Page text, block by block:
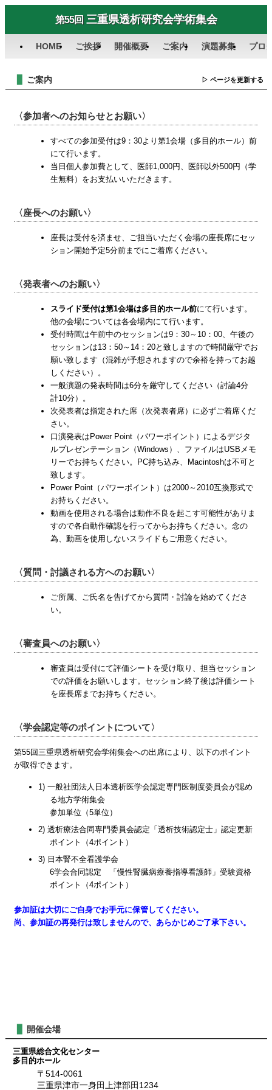
第55回 三重県透析研究会学術集会
HOME ご挨拶 開催概要 ご案内 演題募集 プロ
ご案内 ▷ ページを更新する
〈参加者へのお知らせとお願い〉
すべての参加受付は9：30より第1会場（多目的ホール）前
にて行います。
当日個人参加費として、医師1,000円、医師以外500円（学
生無料）をお支払いいただきます。
〈座長へのお願い〉
座長は受付を済ませ、ご担当いただく会場の座長席にセッ
ション開始予定5分前までにご着席ください。
〈発表者へのお願い〉
スライド受付は第1会場は多目的ホール前にて行います。
他の会場については各会場内にて行います。
受付時間は午前中のセッションは9：30～10：00、午後の
セッションは13：50～14：20と致しますので時間厳守でお
願い致します（混雑が予想されますので余裕を持ってお越
しください）。
一般演題の発表時間は6分を厳守してください（討論4分
計10分）。
次発表者は指定された席（次発表者席）に必ずご着席くだ
さい。
口演発表はPower Point（パワーポイント）によるデジタ
ルプレゼンテーション（Windows）、ファイルはUSBメモ
リーでお持ちください。PC持ち込み、Macintoshは不可と
致します。
Power Point（パワーポイント）は2000～2010互換形式で
お持ちください。
動画を使用される場合は動作不良を起こす可能性がありま
すので各自動作確認を行ってからお持ちください。念の
為、動画を使用しないスライドもご用意ください。
〈質問・討議される方へのお願い〉
ご所属、ご氏名を告げてから質問・討論を始めてくださ
い。
〈審査員へのお願い〉
審査員は受付にて評価シートを受け取り、担当セッション
での評価をお願いします。セッション終了後は評価シート
を座長席までお持ちください。
〈学会認定等のポイントについて〉
第55回三重県透析研究会学術集会への出席により、以下のポイント
が取得できます。
1) 一般社団法人日本透析医学会認定専門医制度委員会が認め
る地方学術集会
参加単位（5単位）
2) 透析療法合同専門委員会認定「透析技術認定士」認定更新
ポイント（4ポイント）
3) 日本腎不全看護学会
6学会合同認定 「慢性腎臓病療養指導看護師」受験資格
ポイント（4ポイント）
参加証は大切にご自身でお手元に保管してください。
尚、参加証の再発行は致しませんので、あらかじめご了承下さい。
開催会場
三重県総合文化センター
多目的ホール
〒514-0061
三重県津市一身田上津部田1234